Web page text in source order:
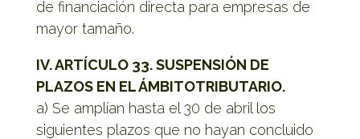
de financiación directa para empresas de
mayor tamaño.
IV. ARTÍCULO 33. SUSPENSIÓN DE
PLAZOS EN EL ÁMBITOTRIBUTARIO.
a) Se amplían hasta el 30 de abril los
siguientes plazos que no hayan concluido